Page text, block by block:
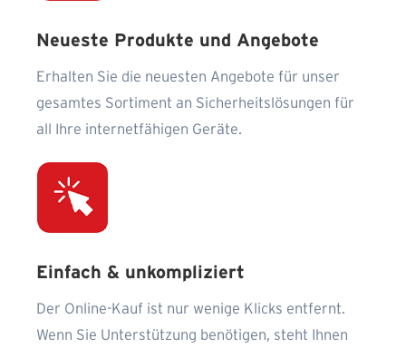
Neueste Produkte und Angebote
Erhalten Sie die neuesten Angebote für unser
gesamtes Sortiment an Sicherheitslösungen für
all Ihre internetfähigen Geräte.
Einfach & unkompliziert
Der Online-Kauf ist nur wenige Klicks entfernt.
Wenn Sie Unterstützung benötigen, steht Ihnen